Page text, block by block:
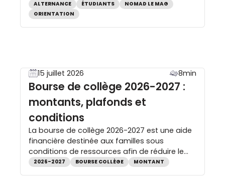
elle est aussi intense. Éclairages. Lucie est…
soulagée. « L’année s’est bien déroulée, je vais
la valider. Mon alternance continue jusqu’en
ALTERNANCE ÉTUDIANTS
NOMAD LE MAG
ORIENTATION
15 juillet 2026 8min
Bourse de collège 2026-2027 :
montants, plafonds et
conditions
La bourse de collège 2026-2027 est une aide
financière destinée aux familles sous
conditions de ressources afin de réduire le
coût de la scolarité. Son attribution dépend
notamment du revenu fiscal de référence et
2026-2027 BOURSE COLLÈGE MONTANT